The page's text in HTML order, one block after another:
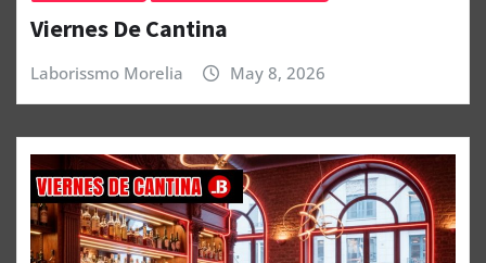
Viernes De Cantina
Laborissmo Morelia May 8, 2026